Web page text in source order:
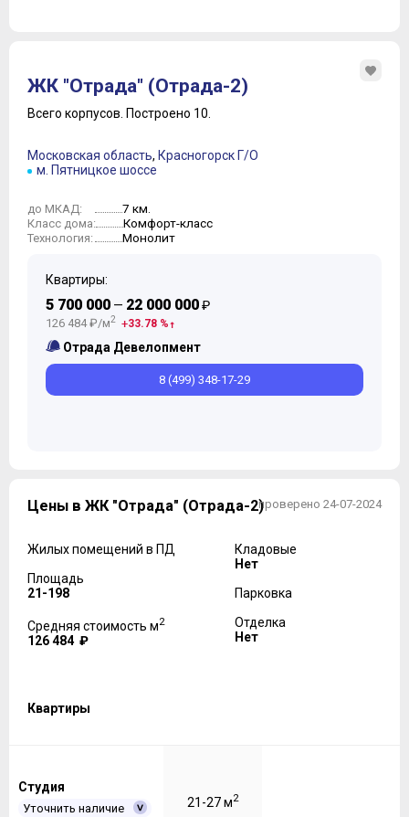
ЖК "Отрада" (Отрада-2)
Всего корпусов. Построено 10.
Московская область, Красногорск Г/О
м. Пятницкое шоссе
до МКАД: 7 км.
Класс дома: Комфорт-класс
Технология: Монолит
Квартиры:
5 700 000 — 22 000 000₽
126 484 ₽/м2 33.78 %
Отрада Девелопмент
8 (499) 348-17-29
проверено 24-07-2024
Цены в ЖК "Отрада" (Отрада-2)
Жилых помещений в ПД
Площадь
21-198
Средняя стоимость м2
126 484 ₽
Кладовые
Нет
Парковка
Отделка
Нет
Квартиры
Студия
Уточнить наличие 21-27 м2